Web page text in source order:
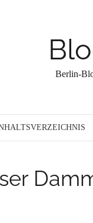
Berlin-